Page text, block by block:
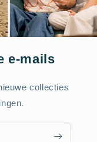
e-mails
collecties